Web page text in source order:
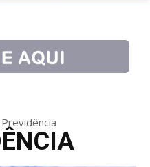
Previdência